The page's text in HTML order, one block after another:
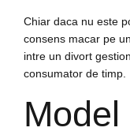
Chiar daca nu este
consens macar pe
intre un divort
consumator de timp.